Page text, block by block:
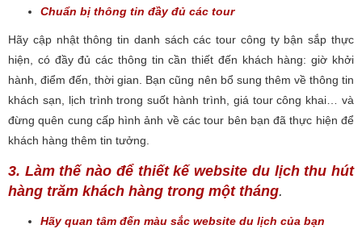
Chuẩn bị thông tin đầy đủ các tour
Hãy cập nhật thông tin danh sách các tour công ty bận sắp thực
hiện, có đầy đủ các thông tin cần thiết đến khách hàng: giờ khởi
hành, điểm đến, thời gian. Bạn cũng nên bổ sung thêm về thông tin
khách sạn, lịch trình trong suốt hành trình, giá tour công khai… và
đừng quên cung cấp hình ảnh về các tour bên bạn đã thực hiện để
khách hàng thêm tin tưởng.
3. Làm thế nào để thiết kế website du lịch thu hút
hàng trăm khách hàng trong một tháng.
Hãy quan tâm đến màu sắc website du lịch của bạn